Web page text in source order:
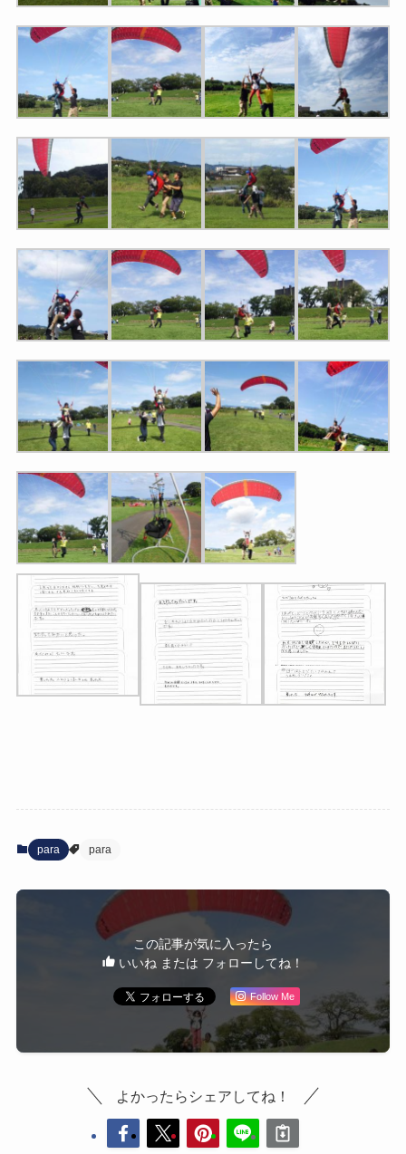
para para
この記事が気に入ったら
いいね または フォローしてね！
Follow Me
よかったらシェアしてね！